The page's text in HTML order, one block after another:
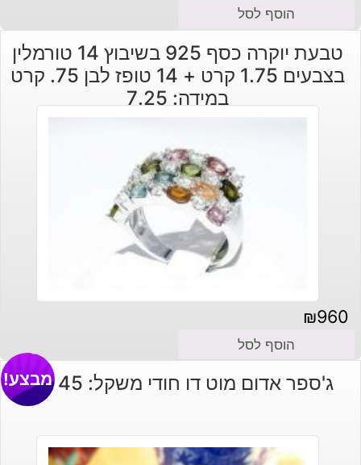
הוסף לסל
טבעת יוקרה כסף 925 בשיבוץ 14 טורמלין
בצבעים 1.75 קרט + 14 טופז לבן 75. קרט
במידה: 7.25
₪960
הוסף לסל
ג'ספר אדום מוט דו חודי משקל: 45 גרם מבצע!